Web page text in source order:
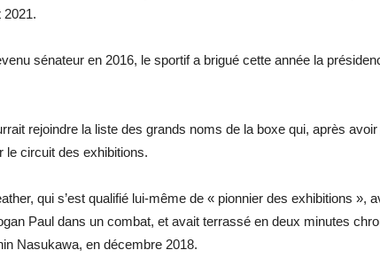
2021.
sénateur en 2016, le sportif a brigué cette année la
rejoindre la liste des grands noms de la boxe qui, après
le circuit des exhibitions.
qui s’est qualifié lui-même de « pionnier des exhibitions »,
Paul dans un combat, et avait terrassé en deux minutes
Nasukawa, en décembre 2018.